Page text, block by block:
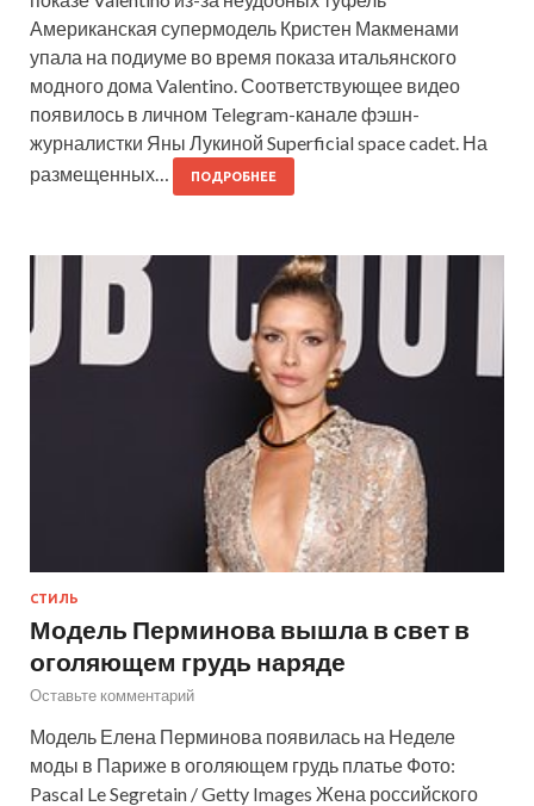
Американская супермодель Кристен Макменами
упала на подиуме во время показа итальянского
модного дома Valentino. Соответствующее видео
появилось в личном Telegram-канале фэшн-
журналистки Яны Лукиной Superficial space cadet. На
размещенных…
ПОДРОБНЕЕ
СТИЛЬ
Модель Перминова вышла в свет в
оголяющем грудь наряде
Оставьте комментарий
Модель Елена Перминова появилась на Неделе
моды в Париже в оголяющем грудь платье Фото:
Pascal Le Segretain / Getty Images Жена российского